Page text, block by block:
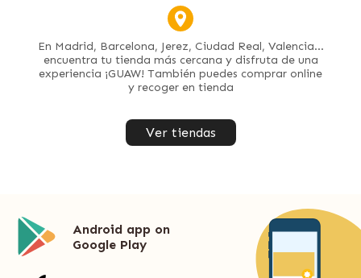
En Madrid, Barcelona, Jerez, Ciudad Real, Valencia...
encuentra tu tienda más cercana y disfruta de una
experiencia ¡GUAW! También puedes comprar online
y recoger en tienda
Ver tiendas
Android app on
Google Play